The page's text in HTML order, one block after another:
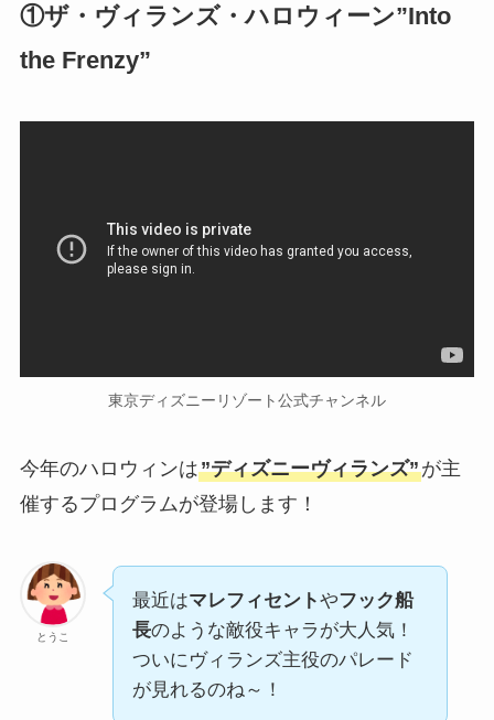
①ザ・ヴィランズ・ハロウィーン”Into
the Frenzy”
東京ディズニーリゾート公式チャンネル
今年のハロウィンは”ディズニーヴィランズ”が主
催するプログラムが登場します！
とうこ
最近はマレフィセントやフック船
長のような敵役キャラが大人気！
ついにヴィランズ主役のパレード
が見れるのね～！